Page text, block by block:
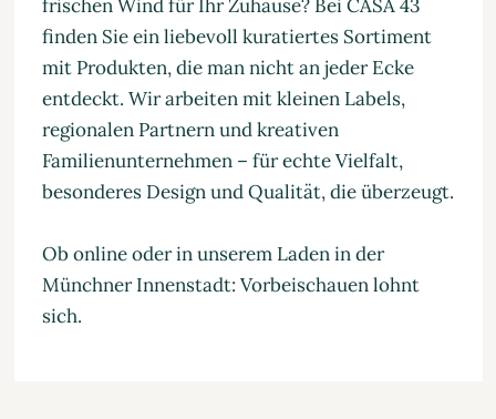
frischen Wind für Ihr Zuhause? Bei CASA 43
finden Sie ein liebevoll kuratiertes Sortiment
mit Produkten, die man nicht an jeder Ecke
entdeckt. Wir arbeiten mit kleinen Labels,
regionalen Partnern und kreativen
Familienunternehmen – für echte Vielfalt,
besonderes Design und Qualität, die überzeugt.
Ob online oder in unserem Laden in der
Münchner Innenstadt: Vorbeischauen lohnt
sich.